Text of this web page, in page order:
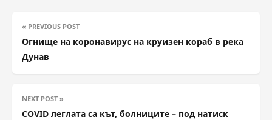
« PREVIOUS POST
Огнище на коронавирус на круизен кораб в река
Дунав
NEXT POST »
COVID леглата са кът, болниците – под натиск